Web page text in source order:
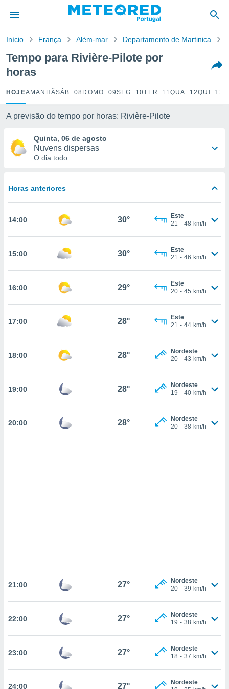
da
foi
para
fornecidas
a este
e
digital
ou
a nossa
ao
todos os
no
um perfil
a
CONTINUAR
Início França Além-mar Departamento de Martinica
Tempo para Rivière-Pilote por
horas
HOJEAMANHÃSÁB. 08 DOMO. 09SEG. 10TER. 11QUA. 12QUI. 13
A previsão do tempo por horas: Rivière-Pilote
Quinta, 06 de agosto
Nuvens dispersas
O dia todo
Horas anteriores
14:00 30°
Este
21 - 48 km/h
15:00 30°
Este
21 - 46 km/h
16:00 29°
Este
20 - 45 km/h
17:00 28°
Este
21 - 44 km/h
18:00 28°
Nordeste
20 - 43 km/h
19:00 28°
Nordeste
19 - 40 km/h
20:00 28°
Nordeste
20 - 38 km/h
21:00 27°
Nordeste
20 - 39 km/h
22:00 27°
Nordeste
19 - 38 km/h
23:00 27°
Nordeste
18 - 37 km/h
24:00 27°
Nordeste